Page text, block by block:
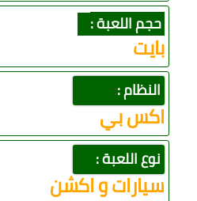
حجم اللعبة :
بايت
النظام ::
اكس بي
نوع اللعبة :
سيارات و اكشن